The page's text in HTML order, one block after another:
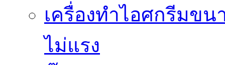
เครื่องทำไอศกรีมข
ไม่แรง